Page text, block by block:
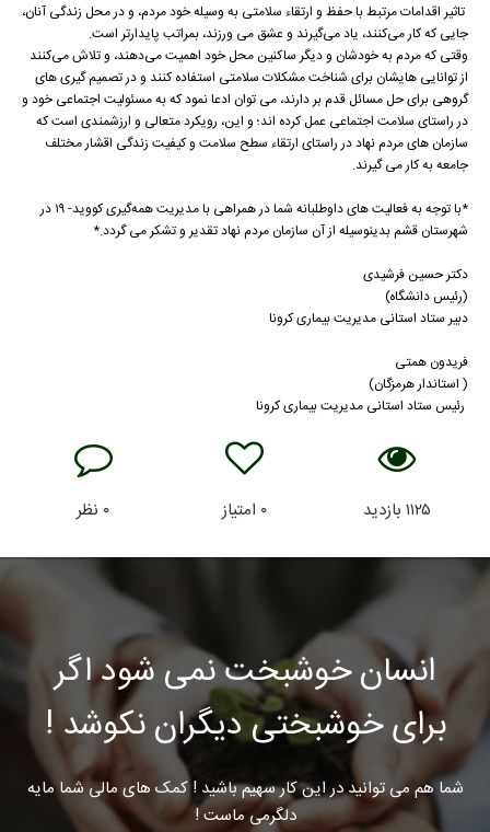
تاثیر اقدامات مرتبط با حفظ و ارتقاء سلامتی به وسیله خود مردم، و در محل زندگی آنان،
جایی که کار می‌کنند، یاد می‌گیرند و عشق می ورزند، بمراتب پایدارتر است.
وقتی که مردم به خودشان و دیگر ساکنین محل خود اهمیت می‌دهند، و تلاش می‌کنند
از توانایی هایشان برای شناخت مشکلات سلامتی استفاده کنند و در تصمیم گیری های
گروهی برای حل مسائل قدم بر دارند، می توان ادعا نمود که به مسئولیت اجتماعی خود و
در راستای سلامت اجتماعی عمل کرده اند؛ و این، رویکرد متعالی و ارزشمندی است که
سازمان های مردم نهاد در راستای ارتقاء سطح سلامت و کیفیت زندگی اقشار مختلف
جامعه به کار می گیرند.
*با توجه به فعالیت های داوطلبانه شما در همراهی با مدیریت همه‌گیری کووید- ۱۹ در
شهرستان قشم بدینوسیله از آن سازمان مردم نهاد تقدیر و تشکر می گردد.*
دکتر حسین فرشیدی
(رئیس دانشگاه)
دبیر ستاد استانی مدیریت بیماری کرونا
فریدون همتی
( استاندار هرمزگان)
رئیس ستاد استانی مدیریت بیماری کرونا
۱۱۲۵ بازدید ۰ امتیاز ۰ نظر
انسان خوشبخت نمی شود اگر
برای خوشبختی دیگران نکوشد !
شما هم می توانید در این کار سهیم باشید ! کمک های مالی شما مایه
دلگرمی ماست !